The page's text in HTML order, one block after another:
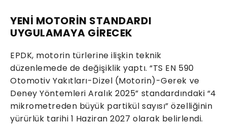
YENİ MOTORİN STANDARDI
UYGULAMAYA GİRECEK
EPDK, motorin türlerine ilişkin teknik
düzenlemede de değişiklik yaptı. “TS EN 590
Otomotiv Yakıtları-Dizel (Motorin)-Gerek ve
Deney Yöntemleri Aralık 2025” standardındaki “4
mikrometreden büyük partikül sayısı” özelliğinin
yürürlük tarihi 1 Haziran 2027 olarak belirlendi.